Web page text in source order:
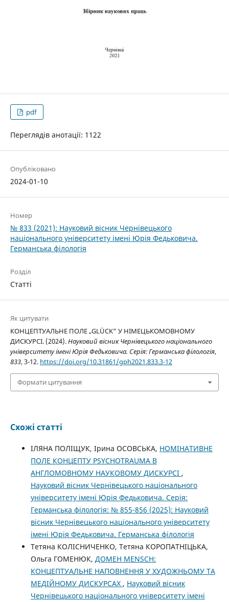
pdf
Переглядів анотації: 1122
Опубліковано
2024-01-10
Номер
№ 833 (2021): Науковий вісник Чернівецького
національного університету імені Юрія Федьковича.
Германська філологія
Розділ
Статті
Як цитувати
КОНЦЕПТУАЛЬНЕ ПОЛЕ „GLÜCK“ У НІМЕЦЬКОМОВНОМУ
ДИСКУРСІ. (2024).Науковий вісник Чернівецького національного
університету імені Юрія Федьковича. Серія: Германська філологія,
833, 3-12. https://doi.org/10.31861/gph2021.833.3-12
Формати цитування
Схожі статті
ІЛЯНА ПОЛІЩУК, Ірина ОСОВСЬКА, НОМІНАТИВНЕ
ПОЛЕ КОНЦЕПТУ PSYCHOTRAUMA В
АНГЛОМОВНОМУ НАУКОВОМУ ДИСКУРСІ ,
Науковий вісник Чернівецького національного
університету імені Юрія Федьковича. Серія:
Германська філологія: № 855-856 (2025): Науковий
вісник Чернівецького національного університету
імені Юрія Федьковича. Германська філологія
Тетяна КОЛІСНИЧЕНКО, Тетяна КОРОПАТНІЦЬКА,
Ольга ГОМЕНЮК, ДОМЕН MENSCH:
КОНЦЕПТУАЛЬНЕ НАПОВНЕННЯ У ХУДОЖНЬОМУ ТА
МЕДІЙНОМУ ДИСКУРСАХ , Науковий вісник
Чернівецького національного університету імені